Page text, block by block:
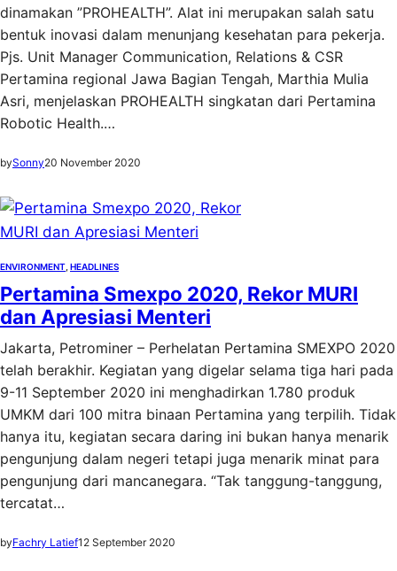
dinamakan ”PROHEALTH”. Alat ini merupakan salah satu
bentuk inovasi dalam menunjang kesehatan para pekerja.
Pjs. Unit Manager Communication, Relations & CSR
Pertamina regional Jawa Bagian Tengah, Marthia Mulia
Asri, menjelaskan PROHEALTH singkatan dari Pertamina
Robotic Health.…
bySonny20 November 2020
ENVIRONMENT HEADLINES
Pertamina Smexpo 2020, Rekor MURI
dan Apresiasi Menteri
Jakarta, Petrominer – Perhelatan Pertamina SMEXPO 2020
telah berakhir. Kegiatan yang digelar selama tiga hari pada
9-11 September 2020 ini menghadirkan 1.780 produk
UMKM dari 100 mitra binaan Pertamina yang terpilih. Tidak
hanya itu, kegiatan secara daring ini bukan hanya menarik
pengunjung dalam negeri tetapi juga menarik minat para
pengunjung dari mancanegara. “Tak tanggung-tanggung,
tercatat…
byFachry Latief12 September 2020